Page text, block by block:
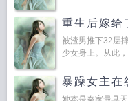
重生后嫁给
被渣男推下32层
少女身上。从此
暴躁女主在
她本是秦家最具